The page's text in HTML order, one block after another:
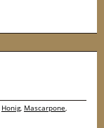
Honig, Mascarpone,